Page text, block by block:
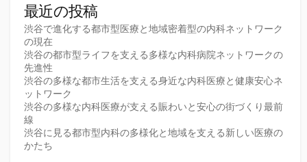
最近の投稿
渋谷で進化する都市型医療と地域密着型の内科ネットワーク
の現在
渋谷の都市型ライフを支える多様な内科病院ネットワークの
先進性
渋谷の多様な都市生活を支える身近な内科医療と健康安心ネ
ットワーク
渋谷の多様な内科医療が支える賑わいと安心の街づくり最前
線
渋谷に見る都市型内科の多様化と地域を支える新しい医療の
かたち